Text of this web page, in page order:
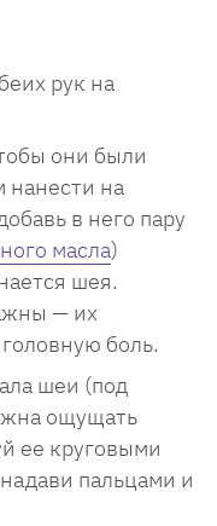
рук на
они были
нанести на
в него пару
масла)
шея.
— их
боль.
шеи (под
ощущать
ее круговыми
пальцами и